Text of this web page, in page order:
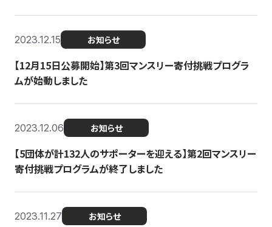
2023.12.15 お知らせ
【12月15日公募開始】第3回マンスリー寄付挑戦プログラ
ムが始動しました
2023.12.06 お知らせ
【5団体が計132人のサポーターを迎える】第2回マンスリー
寄付挑戦プログラムが終了しました
2023.11.27 お知らせ